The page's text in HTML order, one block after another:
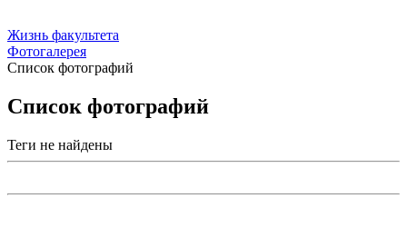
Жизнь факультета
Фотогалерея
Список фотографий
Список фотографий
Теги не найдены